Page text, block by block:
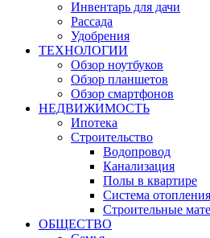
Инвентарь для дачи
Рассада
Удобрения
ТЕХНОЛОГИИ
Обзор ноутбуков
Обзор планшетов
Обзор смартфонов
НЕДВИЖИМОСТЬ
Ипотека
Строительство
Водопровод
Канализация
Полы в квартире
Система отопления
Строительные
ОБЩЕСТВО